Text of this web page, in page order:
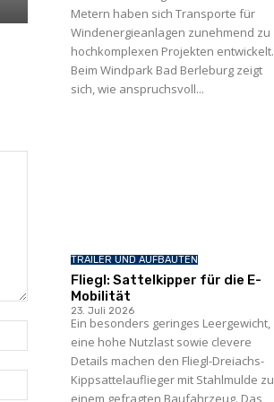
Mail:*
Metern haben sich Transporte für
Windenergie­anlagen zunehmend zu
hochkomplexen Projekten entwickelt.
Beim Windpark Bad Berleburg zeigt
sich, wie anspruchsvoll...
TRAILER UND AUFBAUTEN
Fliegl: Sattelkipper für die E-
Mobilität
23. Juli 2026
Ein besonders geringes Leergewicht,
eine hohe Nutzlast sowie clevere
Details machen den Fliegl-Dreiachs-
Kippsattelauflieger mit Stahlmulde zu